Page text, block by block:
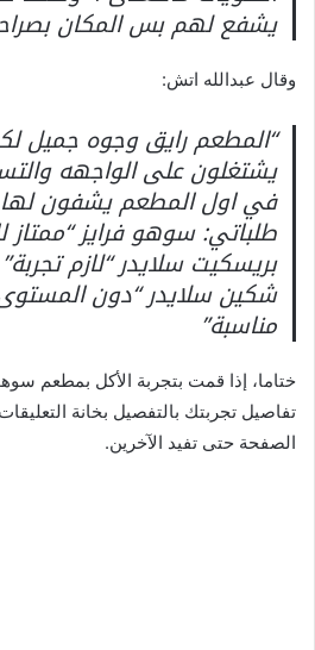
يشفع لهم بس المكان
وقال عبدالله اتش:
“المطعم رايق وجوه جميل
يشتغلون على الواجهه
في اول المطعم يشفون لها
مناسبة”
ختاما، إذا قمت بتجربة الأكل بمطعم
تفاصيل تجربتك بالتفصيل بخانة
الصفحة حتى تفيد الآخرين.